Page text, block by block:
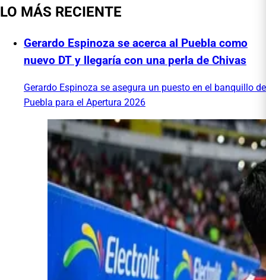
LO MÁS RECIENTE
Gerardo Espinoza se acerca al Puebla como
nuevo DT y llegaría con una perla de Chivas
Gerardo Espinoza se asegura un puesto en el banquillo de
Puebla para el Apertura 2026